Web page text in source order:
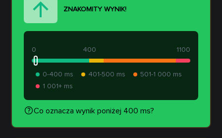
ZNAKOMITY WYNIK!
400
0 1100
0-400 ms 401-500 ms
501-1 000 ms
1 001+ ms
Co oznacza wynik poniżej 400 ms?